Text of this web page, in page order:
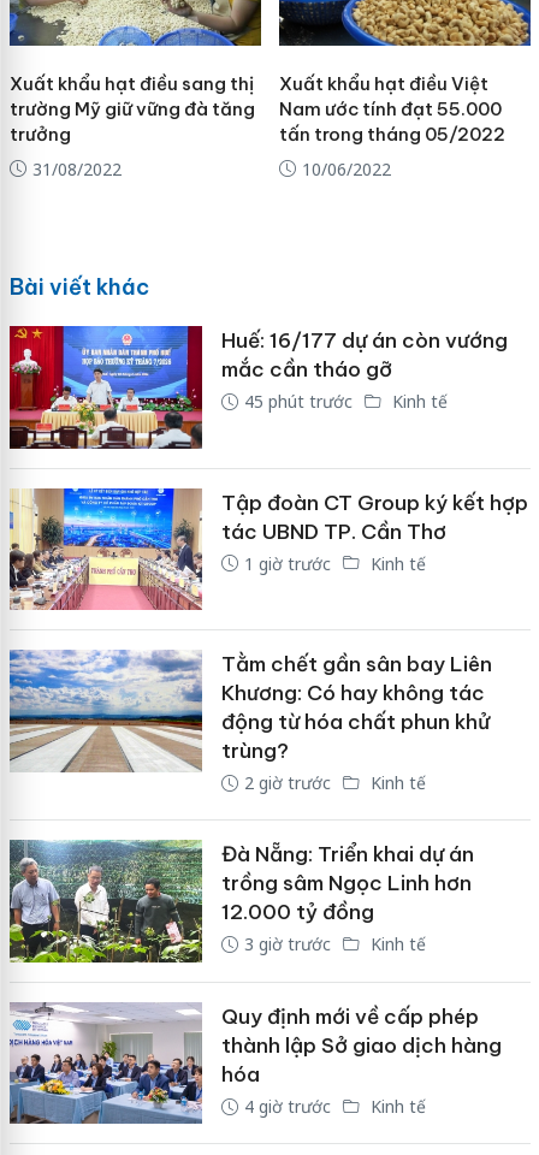
Xuất khẩu hạt điều sang thị
trường Mỹ giữ vững đà tăng
trưởng
31/08/2022
Xuất khẩu hạt điều Việt
Nam ước tính đạt 55.000
tấn trong tháng 05/2022
10/06/2022
Bài viết khác
Huế: 16/177 dự án còn vướng
mắc cần tháo gỡ
45 phút trước Kinh tế
Tập đoàn CT Group ký kết hợp
tác UBND TP. Cần Thơ
1 giờ trước Kinh tế
Tằm chết gần sân bay Liên
Khương: Có hay không tác
động từ hóa chất phun khử
trùng?
2 giờ trước Kinh tế
Đà Nẵng: Triển khai dự án
trồng sâm Ngọc Linh hơn
12.000 tỷ đồng
3 giờ trước Kinh tế
Quy định mới về cấp phép
thành lập Sở giao dịch hàng
hóa
4 giờ trước Kinh tế